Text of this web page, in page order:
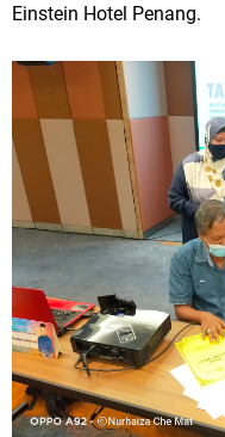
Einstein Hotel Penang.